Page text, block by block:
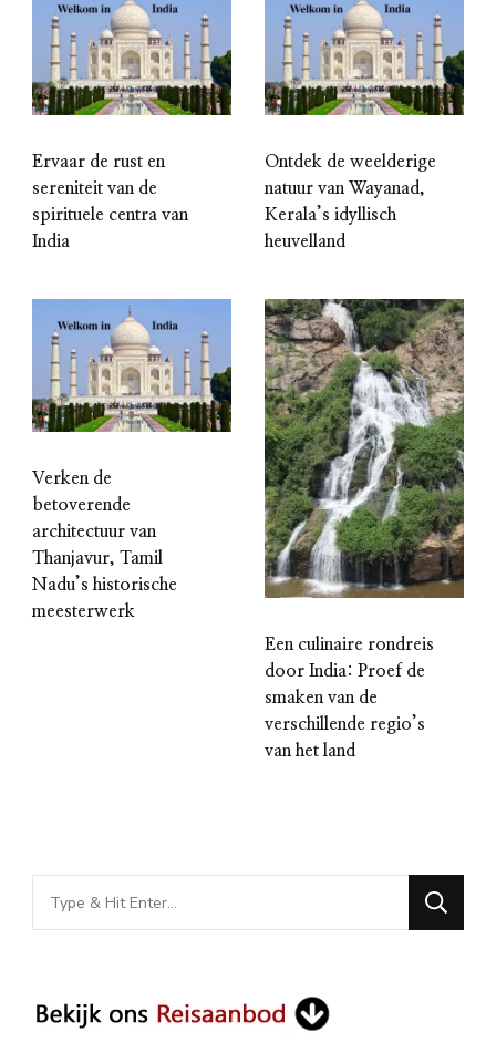
Ervaar de rust en
sereniteit van de
spirituele centra van
India
Ontdek de weelderige
natuur van Wayanad,
Kerala’s idyllisch
heuvelland
Verken de
betoverende
architectuur van
Thanjavur, Tamil
Nadu’s historische
meesterwerk
Een culinaire rondreis
door India: Proef de
smaken van de
verschillende regio’s
van het land
Looking
for